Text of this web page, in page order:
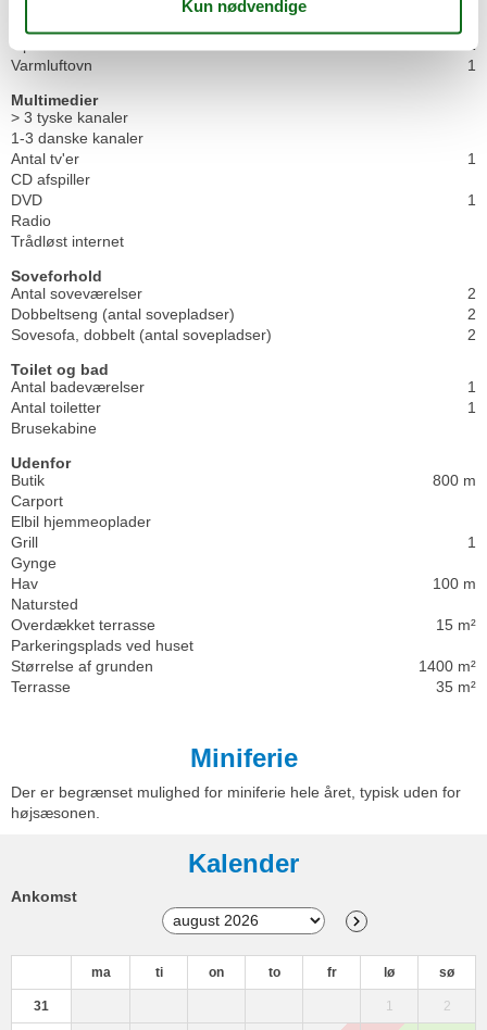
Opvaskemaskine
1
Varmluftovn
1
Multimedier
> 3 tyske kanaler
1-3 danske kanaler
Antal tv'er
1
CD afspiller
DVD
1
Radio
Trådløst internet
Soveforhold
Antal soveværelser
2
Dobbeltseng (antal sovepladser)
2
Sovesofa, dobbelt (antal sovepladser)
2
Toilet og bad
Antal badeværelser
1
Antal toiletter
1
Brusekabine
Udenfor
Butik
800 m
Carport
Elbil hjemmeoplader
Grill
1
Gynge
Hav
100 m
Natursted
Overdækket terrasse
15 m²
Parkeringsplads ved huset
Størrelse af grunden
1400 m²
Terrasse
35 m²
Miniferie
Der er begrænset mulighed for miniferie hele året, typisk uden for
højsæsonen.
Kalender
Ankomst
ma ti on to fr lø sø
31 1 2